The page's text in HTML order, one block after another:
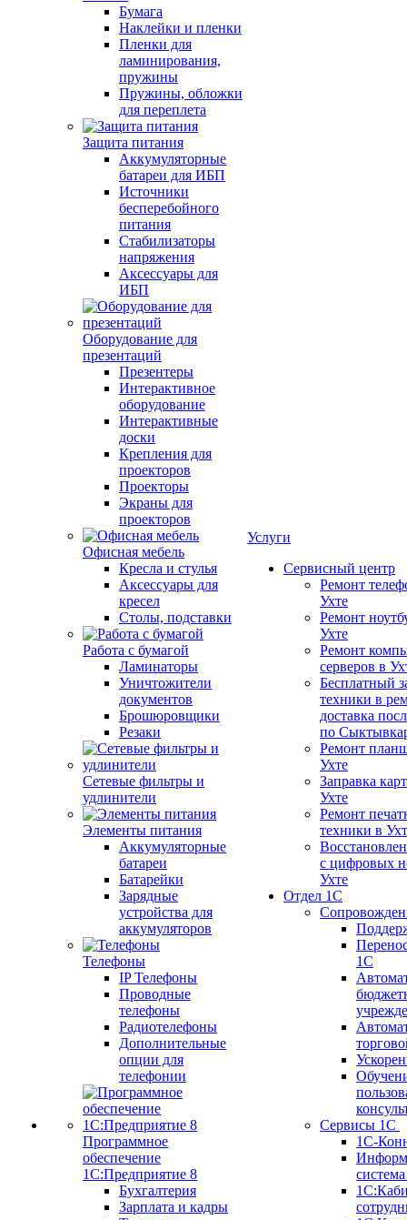
Бумага
Наклейки и пленки
Пленки для
ламинирования,
пружины
Пружины, обложки
для переплета
Защита питания
Аккумуляторные
батареи для ИБП
Источники
бесперебойного
питания
Стабилизаторы
напряжения
Аксессуары для
ИБП
Оборудование для
презентаций
Презентеры
Интерактивное
оборудование
Интерактивные
доски
Крепления для
проекторов
Проекторы
Экраны для
проекторов
Офисная мебель
Кресла и стулья
Аксессуары для
кресел
Столы, подставки
Работа с бумагой
Ламинаторы
Уничтожители
документов
Брошюровщики
Резаки
Сетевые фильтры и
удлинители
Элементы питания
Аккумуляторные
батареи
Батарейки
Зарядные
устройства для
аккумуляторов
Телефоны
IP Телефоны
Проводные
телефоны
Радиотелефоны
Дополнительные
опции для
телефонии
Программное
обеспечение
1С:Предприятие 8
Бухгалтерия
Зарплата и кадры
Услуги
Сервисный центр
Ремонт
Ухте
Ремонт
Ухте
Ремонт
серверов в
Бесплатный
техники в
доставка
по
Ремонт
Ухте
Заправка
Ухте
Ремонт
техники в
с цифровых
Ухте
Отдел 1С
1С
Сервисы 1С
1С-